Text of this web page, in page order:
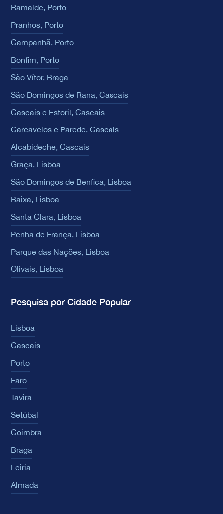
Ramalde, Porto
Pranhos, Porto
Campanhã, Porto
Bonfim, Porto
São Vítor, Braga
São Domingos de Rana, Cascais
Cascais e Estoril, Cascais
Carcavelos e Parede, Cascais
Alcabideche, Cascais
Graça, Lisboa
São Domingos de Benfica, Lisboa
Baixa, Lisboa
Santa Clara, Lisboa
Penha de França, Lisboa
Parque das Nações, Lisboa
Olivais, Lisboa
Pesquisa por Cidade Popular
Lisboa
Cascais
Porto
Faro
Tavira
Setúbal
Coimbra
Braga
Leiria
Almada